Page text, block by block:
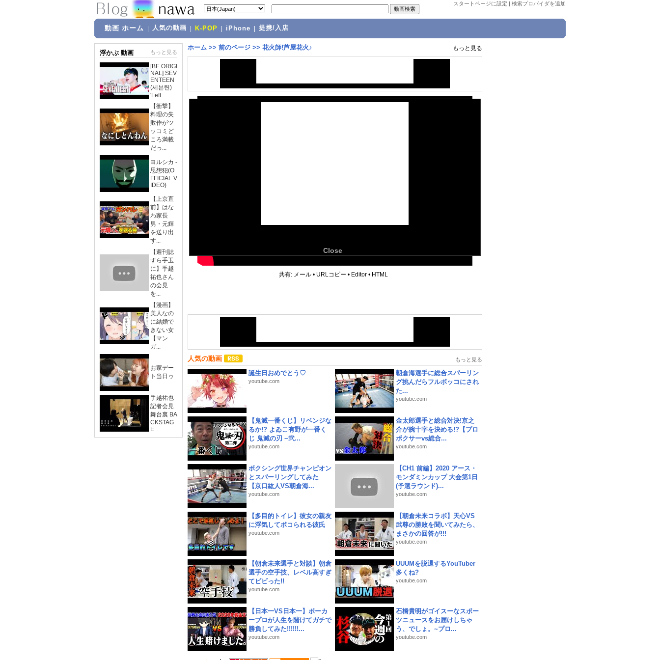
スタートページに設定 | 検索プロバイダを追加
動画 ホーム 人気の動画 K-POP iPhone 提携/入店
浮かぶ 動画 もっと見る
[BE ORIGI
NAL] SEV
ENTEEN
(세븐틴)
'Left...
【衝撃】
料理の失
敗作がツ
ッコミど
ころ満載
だっ...
ヨルシカ -
思想犯(O
FFICIAL V
IDEO)
【上京直
前】はな
わ家長
男・元輝
を送り出
す...
【週刊誌
すら手玉
に】手越
祐也さん
の会見
を...
【漫画】
美人なの
に結婚で
きない女
【マン
ガ...
お家デー
ト当日ゥ
手越祐也
記者会見
舞台裏 BA
CKSTAG
E
ホーム >> 前のページ >> 花火師!芦屋花火♪ もっと見る
Close
共有: メール • URLコピー • Editor • HTML
人気の動画 もっと見る
誕生日おめでとう♡
youtube.com
朝倉海選手に総合スパーリン
グ挑んだらフルボッコにされ
た...
youtube.com
【鬼滅一番くじ】リベンジな
るか!? よゐこ有野が一番く
じ 鬼滅の刃 ~弐...
youtube.com
金太郎選手と総合対決!京之
介が腕十字を決める!?【プロ
ボクサーvs総合...
youtube.com
ボクシング世界チャンピオン
とスパーリングしてみた
【京口紘人VS朝倉海...
youtube.com
【CH1 前編】2020 アース・
モンダミンカップ 大会第1日
(予選ラウンド)...
youtube.com
【多目的トイレ】彼女の親友
に浮気してボコられる彼氏
youtube.com
【朝倉未来コラボ】天心VS
武尊の勝敗を聞いてみたら、
まさかの回答が!!!
youtube.com
【朝倉未来選手と対談】朝倉
選手の空手技、レベル高すぎ
てビビった!!
youtube.com
UUUMを脱退するYouTuber
多くね?
youtube.com
【日本一VS日本一】ポーカ
ープロが人生を賭けてガチで
勝負してみた!!!!!!...
youtube.com
石橋貴明がゴイスーなスポー
ツニュースをお届けしちゃ
う、でしょ。~プロ...
youtube.com